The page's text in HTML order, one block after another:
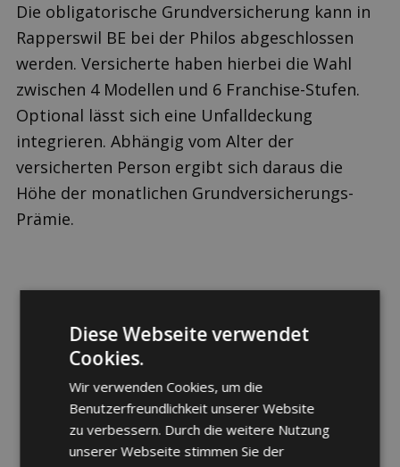
Die obligatorische Grundversicherung kann in
Rapperswil BE bei der Philos abgeschlossen
werden. Versicherte haben hierbei die Wahl
zwischen 4 Modellen und 6 Franchise-Stufen.
Optional lässt sich eine Unfalldeckung
integrieren. Abhängig vom Alter der
versicherten Person ergibt sich daraus die
Höhe der monatlichen Grundversicherungs-
Prämie.
Berechnen Sie jetzt Ihre individuelle
Prämie
Diese Webseite verwendet
Cookies.
Wir verwenden Cookies, um die
Benutzerfreundlichkeit unserer Website
zu verbessern. Durch die weitere Nutzung
unserer Webseite stimmen Sie der